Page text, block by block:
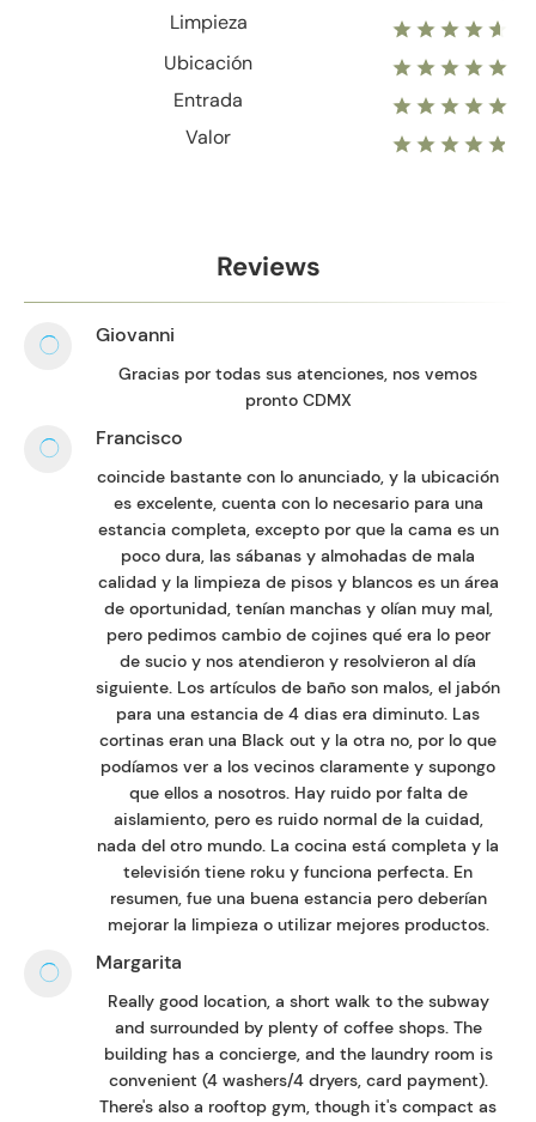
Limpieza
Ubicación
Entrada
Valor
Reviews
Giovanni
Gracias por todas sus atenciones, nos vemos
pronto CDMX
Francisco
coincide bastante con lo anunciado, y la ubicación
es excelente, cuenta con lo necesario para una
estancia completa, excepto por que la cama es un
poco dura, las sábanas y almohadas de mala
calidad y la limpieza de pisos y blancos es un área
de oportunidad, tenían manchas y olían muy mal,
pero pedimos cambio de cojines qué era lo peor
de sucio y nos atendieron y resolvieron al día
siguiente. Los artículos de baño son malos, el jabón
para una estancia de 4 dias era diminuto. Las
cortinas eran una Black out y la otra no, por lo que
podíamos ver a los vecinos claramente y supongo
que ellos a nosotros. Hay ruido por falta de
aislamiento, pero es ruido normal de la cuidad,
nada del otro mundo. La cocina está completa y la
televisión tiene roku y funciona perfecta. En
resumen, fue una buena estancia pero deberían
mejorar la limpieza o utilizar mejores productos.
Margarita
Really good location, a short walk to the subway
and surrounded by plenty of coffee shops. The
building has a concierge, and the laundry room is
convenient (4 washers/4 dryers, card payment).
There's also a rooftop gym, though it's compact as